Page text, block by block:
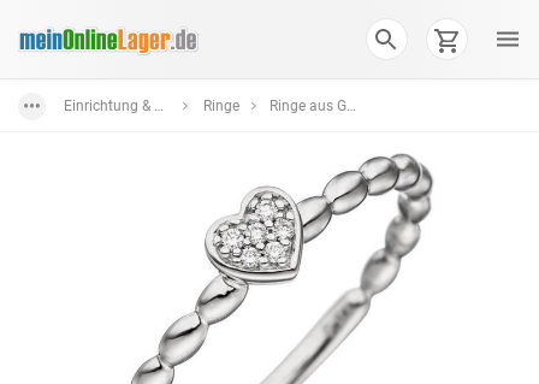
Einrichtung & Wohnaccessoires Ringe Ringe aus Gold